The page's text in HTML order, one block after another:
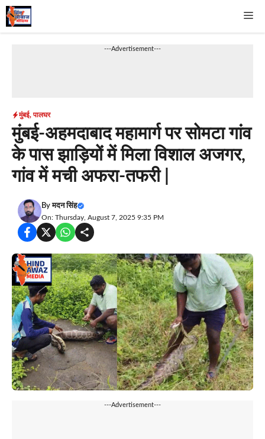
Skip
to
---Advertisement---
मुंबई,पालघर
मुंबई-अहमदाबाद महामार्ग पर सोमटा गांव
के पास झाड़ियों में मिला विशाल अजगर,
गांव में मची अफरा-तफरी |
Byमदन सिंह
On: Thursday, August 7, 2025 9:35 PM
---Advertisement---